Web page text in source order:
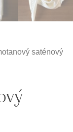
saténový